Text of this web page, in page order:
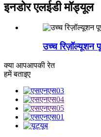
इनडोर एलईडी मॉड्यूल
उच्च रिज़ॉल्यूशन
क्या आपआपकी रेत
हमें बताइए